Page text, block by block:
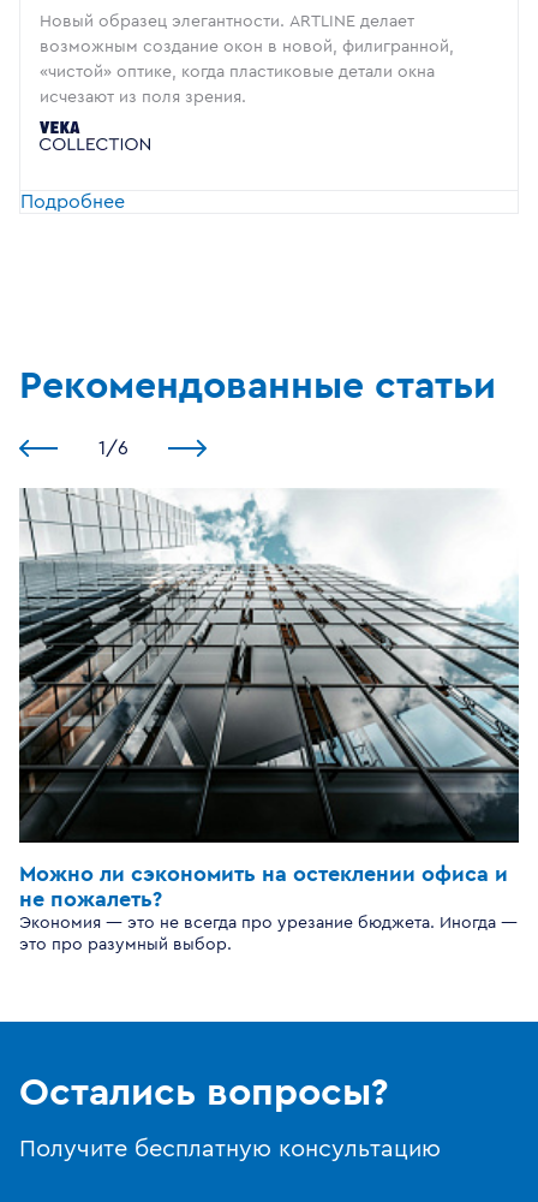
Новый образец элегантности. ARTLINE делает
возможным создание окон в новой, филигранной,
«чистой» оптике, когда пластиковые детали окна
исчезают из поля зрения.
Подробнее
Рекомендованные статьи
1 /6
Можно ли сэкономить на остеклении офиса и
не пожалеть?
Экономия — это не всегда про урезание бюджета. Иногда —
это про разумный выбор.
Остались вопросы?
Получите бесплатную консультацию